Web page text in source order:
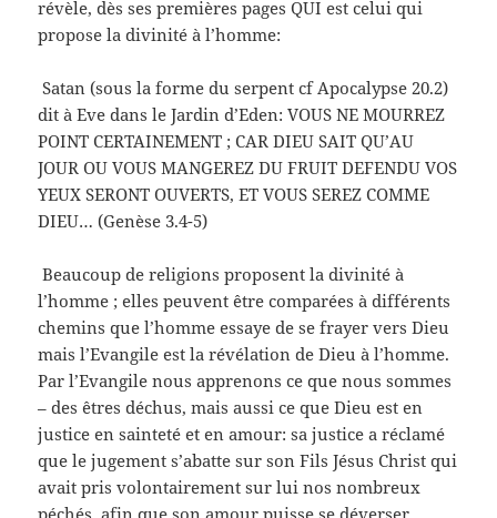
révèle, dès ses premières pages QUI est celui qui
propose la divinité à l’homme:
Satan (sous la forme du serpent cf Apocalypse 20.2)
dit à Eve dans le Jardin d’Eden: VOUS NE MOURREZ
POINT CERTAINEMENT ; CAR DIEU SAIT QU’AU
JOUR OU VOUS MANGEREZ DU FRUIT DEFENDU VOS
YEUX SERONT OUVERTS, ET VOUS SEREZ COMME
DIEU… (Genèse 3.4-5)
Beaucoup de religions proposent la divinité à
l’homme ; elles peuvent être comparées à différents
chemins que l’homme essaye de se frayer vers Dieu
mais l’Evangile est la révélation de Dieu à l’homme.
Par l’Evangile nous apprenons ce que nous sommes
– des êtres déchus, mais aussi ce que Dieu est en
justice en sainteté et en amour: sa justice a réclamé
que le jugement s’abatte sur son Fils Jésus Christ qui
avait pris volontairement sur lui nos nombreux